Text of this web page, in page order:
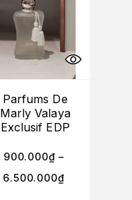
Parfums De
Marly Valaya
Exclusif EDP
900.000₫ –
6.500.000₫